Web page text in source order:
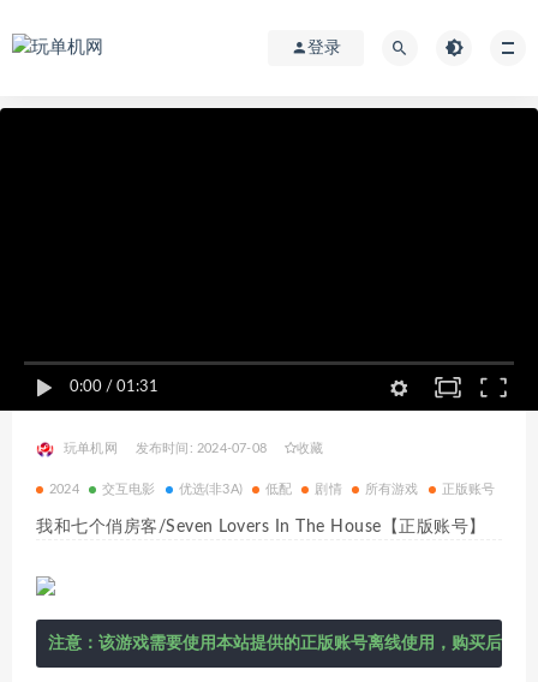
登录
0:00 / 01:31
玩单机网 发布时间: 2024-07-08 收藏
2024 交互电影 优选(非3A) 低配 剧情 所有游戏 正版账号
我和七个俏房客/Seven Lovers In The House【正版账号】
注意：该游戏需要使用本站提供的正版账号离线使用，购买后在